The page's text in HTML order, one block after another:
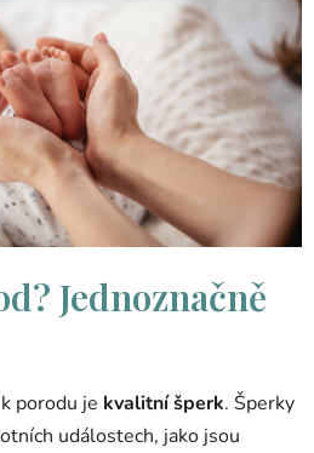
Jednoznačně
porodu je kvalitní šperk. Šperky
událostech, jako jsou